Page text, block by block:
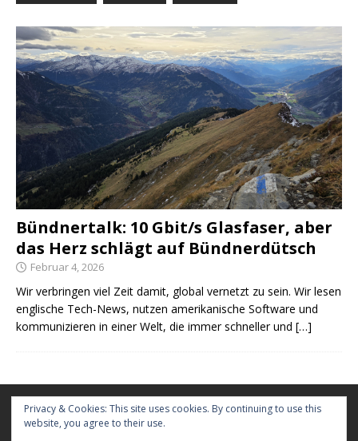
Bündnertalk: 10 Gbit/s Glasfaser, aber
das Herz schlägt auf Bündnerdütsch
Februar 4, 2026
Wir verbringen viel Zeit damit, global vernetzt zu sein. Wir lesen
englische Tech-News, nutzen amerikanische Software und
kommunizieren in einer Welt, die immer schneller und […]
Kontakt
Privacy & Cookies: This site uses cookies. By continuing to use this
website, you agree to their use.